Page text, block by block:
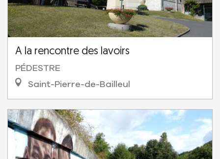
A la rencontre des lavoirs
PÉDESTRE
Saint-Pierre-de-Bailleul